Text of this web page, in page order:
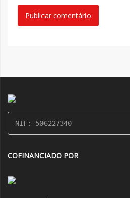
NIF: 506227340
COFINANCIADO POR